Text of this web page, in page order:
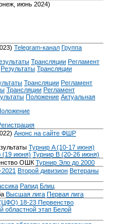
июнь 2024)
Telegram-канал Группа
Трансляции Регламент
Результаты Трансляции
Трансляции Регламент
Трансляции Регламент
Положение Актуальная
Анонс на сайте ФШР
Турнир A (10-17 июня)
(19 июня) Турнир B (20-26 июня)
ОШК Турнир Эло до 2000
Второй дивизион Ветераны
Рапид Блиц
Высшая лига Первая лига
(ЦФО) 18-23 Первенство
областной этап Белой